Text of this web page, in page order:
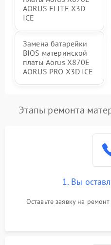
AORUS ELITE X3D
ICE
Замена батарейки
BIOS материнской
платы Aorus X870E
AORUS PRO X3D ICE
Этапы ремонта
1. Вы
Оставьте заявку на